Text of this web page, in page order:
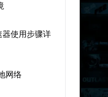
器使用步骤详
网络